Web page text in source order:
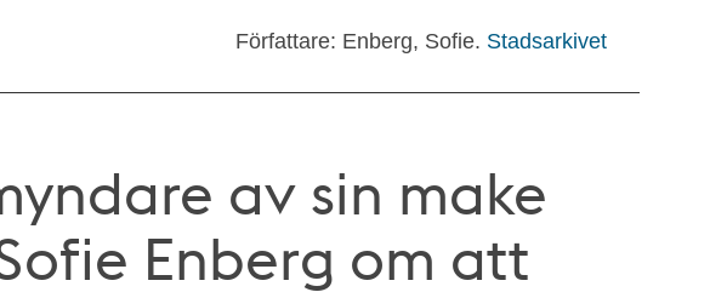
Författare: Enberg, Sofie. Stadsarkivet
av sin make
Enberg om att